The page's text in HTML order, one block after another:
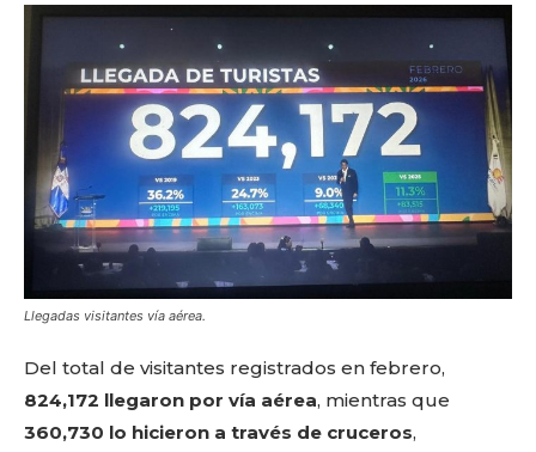
Llegadas visitantes vía aérea.
Del total de visitantes registrados en febrero,
824,172 llegaron por vía aérea, mientras que
360,730 lo hicieron a través de cruceros,